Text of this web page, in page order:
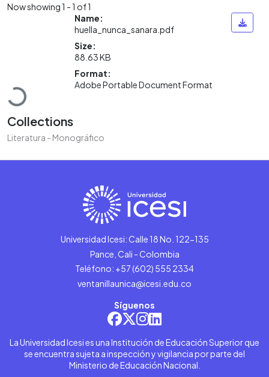
Now showing1 - 1 of 1
Loading...
Name:
huella_nunca_sanara.pdf
Size:
88.63 KB
Format:
Adobe Portable Document Format
Collections
Literatura - Monográfico
Universidad Icesi: Calle 18 No. 122-135
Pance, Cali - Colombia
Teléfono: +57 (602) 555 2334
ventanillaunica@icesi.edu.co
Síguenos
La Universidad Icesi es una Institución de Educación Superior que
se encuentra sujeta a inspección y vigilancia por parte del
Ministerio de Educación Nacional.